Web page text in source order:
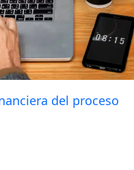
del proceso